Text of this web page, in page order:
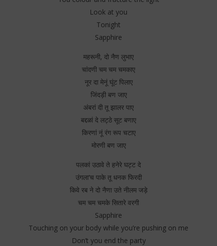
Look at you
Tonight
Sapphire
महरूनी, दो नैण लुभाए
चांदणी चम चम चमकाए
नूर दा मेनूं घूंट पिलाए
जिंदड़ी बण जाए
अंबरां दी तू झालर पाए
बद्दळां दे लट्ठे सूट बणाए
किरणां नूं रंग रूप चटाए
मोरणी बण जाए
पलकां उठावे ते हनेरे घट्ट दे
उंगला’च पाके तू धनक फिरदी
किवे रब ने दो नैणा उते नीलम जड़े
चम चम चमके सितारे वरगी
Sapphire
Touching on your body while you’re pushing on me
Don’t you end the party